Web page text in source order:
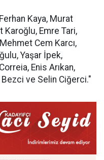
Kaya, Murat
Karoğlu, Emre Tari,
Cem Karcı,
Yaşar İpek,
Enis Arıkan,
ve Selin Ciğerci."